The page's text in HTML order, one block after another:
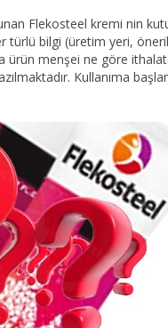
Flekosteel kremi nin
türlü bilgi (üretim yeri,
ürün menşei ne göre
Kullanıma